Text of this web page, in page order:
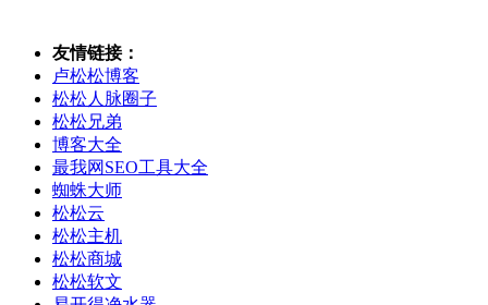
友情链接：
卢松松博客
松松人脉圈子
松松兄弟
博客大全
最我网SEO工具大全
蜘蛛大师
松松云
松松主机
松松商城
松松软文